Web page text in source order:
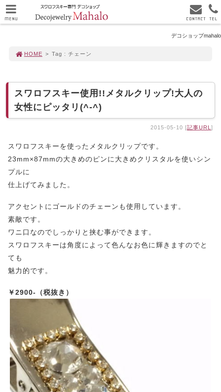
デコショップmahalo
HOME > Tag : チェーン
スワロフスキー使用!!メタルクリップ!大人の
女性にピッタリ(^-^)
2015-05-10 [記事URL ]
スワロフスキーを使ったメタルクリップです。
23mm×87mmの大きめのピンに大きめクリスタルを使いシン
プルに
仕上げてみました。
アクセントにゴールドのチェーンも使用しています。
素敵です。
ワニ口なのでしっかりと挟む事ができます。
スワロフスキーは角度によって色んなお色に輝きますのでと
ても
魅力的です。
￥2900-（税抜き）
MENU TEL
CONTACT